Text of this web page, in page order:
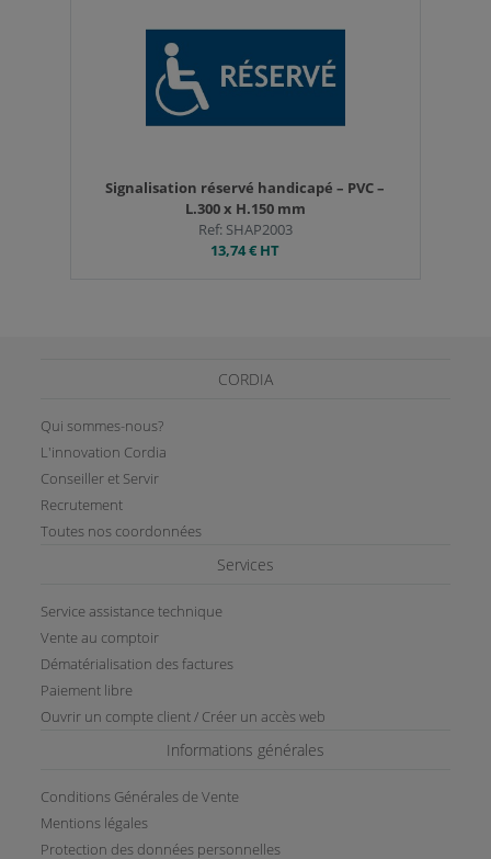
Signalisation réservé handicapé – PVC –
L.300 x H.150 mm
Ref: SHAP2003
13,74 € HT
CORDIA
Qui sommes-nous?
L'innovation Cordia
Conseiller et Servir
Recrutement
Toutes nos coordonnées
Services
Service assistance technique
Vente au comptoir
Dématérialisation des factures
Paiement libre
Ouvrir un compte client / Créer un accès web
Informations générales
Conditions Générales de Vente
Mentions légales
Protection des données personnelles